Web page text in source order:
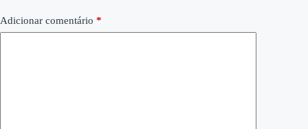
Adicionar comentário *